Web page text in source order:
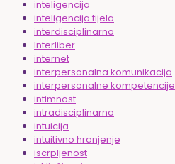
inteligencija
inteligencija tijela
interdisciplinarno
Interliber
internet
interpersonalna komunikacija
interpersonalne kompetencije
intimnost
intradisciplinarno
intuicija
intuitivno hranjenje
iscrpljenost